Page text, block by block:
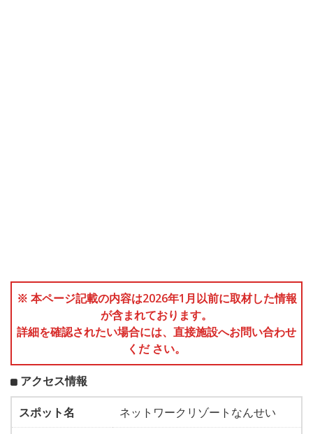
※ 本ページ記載の内容は2026年1月以前に取材した情報
が含まれております。
詳細を確認されたい場合には、直接施設へお問い合わせ
くだ さい。
アクセス情報
スポット名
ネットワークリゾートなんせい